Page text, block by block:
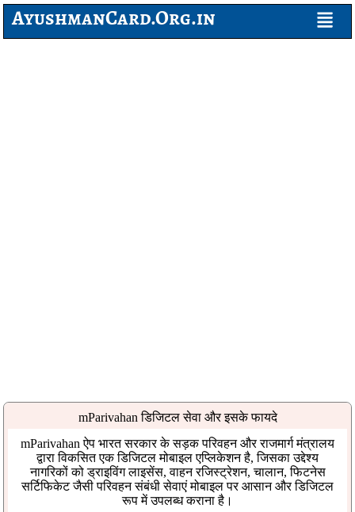
AyushmanCard.Org.in
mParivahan डिजिटल सेवा और इसके फायदे
mParivahan ऐप भारत सरकार के सड़क परिवहन और राजमार्ग मंत्रालय
द्वारा विकसित एक डिजिटल मोबाइल एप्लिकेशन है, जिसका उद्देश्य
नागरिकों को ड्राइविंग लाइसेंस, वाहन रजिस्ट्रेशन, चालान, फिटनेस
सर्टिफिकेट जैसी परिवहन संबंधी सेवाएं मोबाइल पर आसान और डिजिटल
रूप में उपलब्ध कराना है।